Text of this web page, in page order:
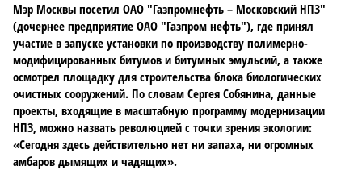
Мэр Москвы посетил ОАО "Газпромнефть – Московский НПЗ"
(дочернее предприятие ОАО "Газпром нефть"), где принял
участие в запуске установки по производству полимерно-
модифицированных битумов и битумных эмульсий, а также
осмотрел площадку для строительства блока биологических
очистных сооружений. По словам Сергея Собянина, данные
проекты, входящие в масштабную программу модернизации
НПЗ, можно назвать революцией с точки зрения экологии:
«Сегодня здесь действительно нет ни запаха, ни огромных
амбаров дымящих и чадящих».